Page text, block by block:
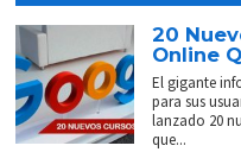
20
Online
El gigante
para sus
lanzado 20
que...